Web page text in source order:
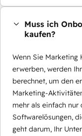
Muss ich
kaufen?
Wenn Sie Marketing
erwerben, werden
berechnet, um den
Marketing-
mehr als einfach nur
Softwarelösungen,
geht darum, Ihr